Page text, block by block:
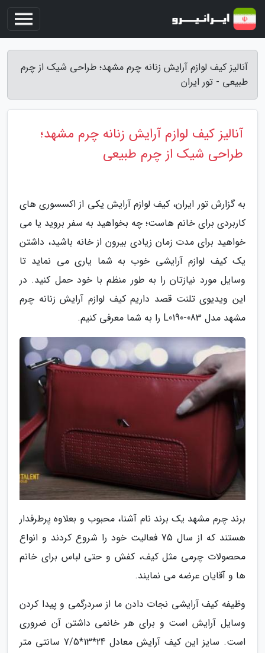
آنالیز کیف لوازم آرایش زنانه چرم مشهد؛ طراحی شیک از چرم
طبیعی - تور ایران
آنالیز کیف لوازم آرایش زنانه چرم مشهد؛
طراحی شیک از چرم طبیعی
به گزارش تور ایران، کیف لوازم آرایش یکی از اکسسوری های
کاربردی برای خانم هاست؛ چه بخواهید به سفر بروید یا می
خواهید برای مدت زمان زیادی بیرون از خانه باشید، داشتن
یک کیف لوازم آرایشی خوب به شما یاری می نماید تا
وسایل مورد نیازتان را به طور منظم با خود حمل کنید. در
این ویدیوی تلنت قصد داریم کیف لوازم آرایش زنانه چرم
مشهد مدل L0190-083 را به شما معرفی کنیم.
برند چرم مشهد یک برند نام آشنا، محبوب و بعلاوه پرطرفدار
هستند که از سال 75 فعالیت خود را شروع کردند و انواع
محصولات چرمی مثل کیف، کفش و حتی لباس برای خانم
ها و آقایان عرضه می نمایند.
وظیفه کیف آرایشی نجات دادن ما از سردرگمی و پیدا کردن
وسایل آرایش است و برای هر خانمی داشتن آن ضروری
است. سایز این کیف آرایش معادل 24*13*7/5 سانتی متر